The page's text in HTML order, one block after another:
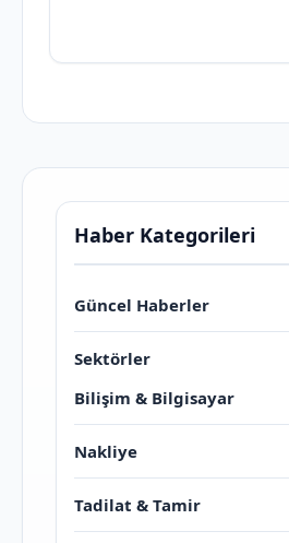
Haber Kategorileri
Güncel Haberler
Sektörler
Bilişim & Bilgisayar
Nakliye
Tadilat & Tamir